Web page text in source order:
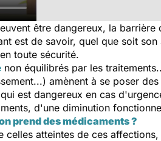
être dangereux, la barrière
est de savoir, quel que soit
toute sécurité.
non équilibrés par les
amènent à se poser
est dangereux en cas
d'une diminution
prend des médicaments ?
atteintes de ces